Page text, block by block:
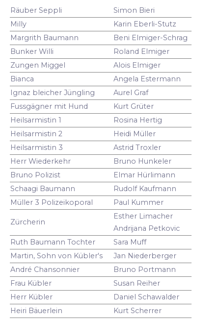
Räuber Seppli
Simon Bieri
Milly
Karin Eberli-Stutz
Margrith Baumann
Beni Elmiger-Schrag
Bunker Willi
Roland Elmiger
Zungen Miggel
Alois Elmiger
Bianca
Angela Estermann
Ignaz bleicher Jüngling
Aurel Graf
Fussgägner mit Hund
Kurt Grüter
Heilsarmistin 1
Rosina Hertig
Heilsarmistin 2
Heidi Müller
Heilsarmistin 3
Astrid Troxler
Herr Wiederkehr
Bruno Hunkeler
Bruno Polizist
Elmar Hürlimann
Schaagi Baumann
Rudolf Kaufmann
Müller 3 Polizeikoporal
Paul Kummer
Zürcherin
Esther Limacher
Andrijana Petkovic
Ruth Baumann Tochter
Sara Muff
Martin, Sohn von Kübler's
Jan Niederberger
André Chansonnier
Bruno Portmann
Frau Kübler
Susan Reiher
Herr Kübler
Daniel Schawalder
Heiri Bäuerlein
Kurt Scherrer